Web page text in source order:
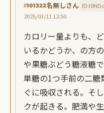
#101322名無しさん
2025/03/11 12:50
カロリー量よりも、
いるかどうか、の方
や果糖ぶどう糖液糖
単糖の1つ手前の二
ぐに吸収される。そ
クが起きる。肥満や